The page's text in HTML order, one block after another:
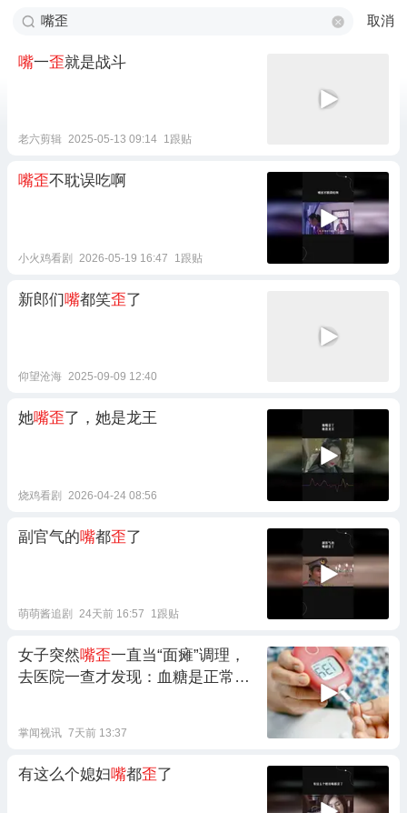
取消
嘴一歪就是战斗
老六剪辑 2025-05-13 09:14 1跟贴
嘴歪不耽误吃啊
小火鸡看剧 2026-05-19 16:47 1跟贴
新郎们嘴都笑歪了
仰望沧海 2025-09-09 12:40
她嘴歪了，她是龙王
烧鸡看剧 2026-04-24 08:56
副官气的嘴都歪了
萌萌酱追剧 24天前 16:57 1跟贴
女子突然嘴歪一直当“面瘫”调理，
去医院一查才发现：血糖是正常人
掌闻视讯 7天前 13:37
有这么个媳妇嘴都歪了